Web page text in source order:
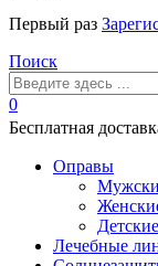
Первый раз
Поиск
0
Бесплатная
Оправы
Детские
Лечебные